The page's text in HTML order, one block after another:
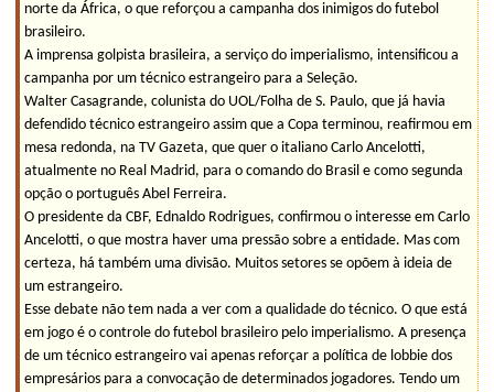
norte da África, o que reforçou a campanha dos inimigos do futebol
brasileiro.
A imprensa golpista brasileira, a serviço do imperialismo, intensificou a
campanha por um técnico estrangeiro para a Seleção.
Walter Casagrande, colunista do UOL/Folha de S. Paulo, que já havia
defendido técnico estrangeiro assim que a Copa terminou, reafirmou em
mesa redonda, na TV Gazeta, que quer o italiano Carlo Ancelotti,
atualmente no Real Madrid, para o comando do Brasil e como segunda
opção o português Abel Ferreira.
O presidente da CBF, Ednaldo Rodrigues, confirmou o interesse em Carlo
Ancelotti, o que mostra haver uma pressão sobre a entidade. Mas com
certeza, há também uma divisão. Muitos setores se opõem à ideia de
um estrangeiro.
Esse debate não tem nada a ver com a qualidade do técnico. O que está
em jogo é o controle do futebol brasileiro pelo imperialismo. A presença
de um técnico estrangeiro vai apenas reforçar a política de lobbie dos
empresários para a convocação de determinados jogadores. Tendo um